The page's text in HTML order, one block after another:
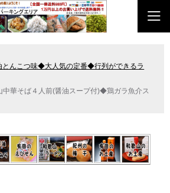
とんこつ味◆大人気の定番◆行列ができるラ
中華そば４人前(醤油スープ付)◆鶏ガラ魚介ス